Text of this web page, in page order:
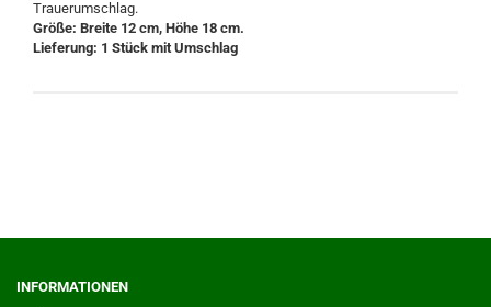
Trauerumschlag.
Größe: Breite 12 cm, Höhe 18 cm.
Lieferung: 1 Stück mit Umschlag
INFORMATIONEN